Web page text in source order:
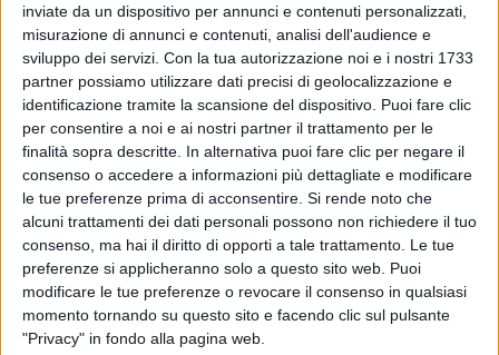
inviate da un dispositivo per annunci e contenuti personalizzati,
misurazione di annunci e contenuti, analisi dell'audience e
sviluppo dei servizi. Con la tua autorizzazione noi e i nostri 1733
partner possiamo utilizzare dati precisi di geolocalizzazione e
identificazione tramite la scansione del dispositivo. Puoi fare clic
per consentire a noi e ai nostri partner il trattamento per le
finalità sopra descritte. In alternativa puoi fare clic per negare il
consenso o accedere a informazioni più dettagliate e modificare
le tue preferenze prima di acconsentire. Si rende noto che
alcuni trattamenti dei dati personali possono non richiedere il tuo
consenso, ma hai il diritto di opporti a tale trattamento. Le tue
preferenze si applicheranno solo a questo sito web. Puoi
modificare le tue preferenze o revocare il consenso in qualsiasi
momento tornando su questo sito e facendo clic sul pulsante
"Privacy" in fondo alla pagina web.
Visualizza questo post su Instagram
Un post condiviso da Sanremo Rai (@sanremorai)